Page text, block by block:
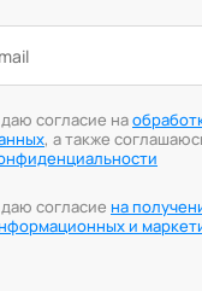
согласие на
, а также
согласие на
и